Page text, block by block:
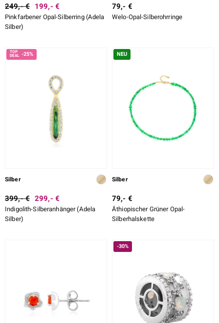
249,- € 199,- €
Pinkfarbener Opal-Silberring (Adela
Silber)
79,- €
Welo-Opal-Silberohrringe
-25%
Silber
399,- € 299,- €
Indigolith-Silberanhänger (Adela
Silber)
NEU
Silber
79,- €
Äthiopischer Grüner Opal-
Silberhalskette
-30%